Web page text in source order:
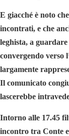
E giacché è noto
incontrati, e che
leghista, a
convergendo verso
largamente
Il comunicato
lascerebbe
Intorno alle 17.45
incontro tra Conte